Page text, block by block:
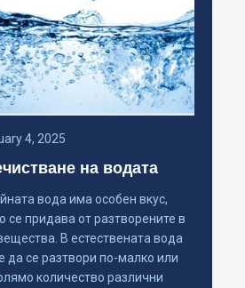
4, 2025
на водата
вода има особен вкус,
се придава от разтворените в
В естествената вода
да се разтвори по-малко или
количество различни